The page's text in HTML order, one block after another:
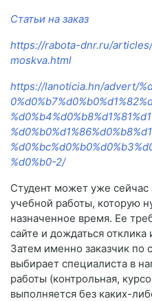
Статьи на заказ
https://rabota-dnr.ru/
moskva.html
https://lanoticia.hn/advert/
%d0%b0-2/
Студент может уже сейчас
учебной работы, которую
назначенное время. Ее
сайте и дождаться
Затем именно заказчик по
выбирает специалиста в
работы (контрольная,
выполняется без каких-